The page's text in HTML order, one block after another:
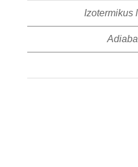
Izotermikus